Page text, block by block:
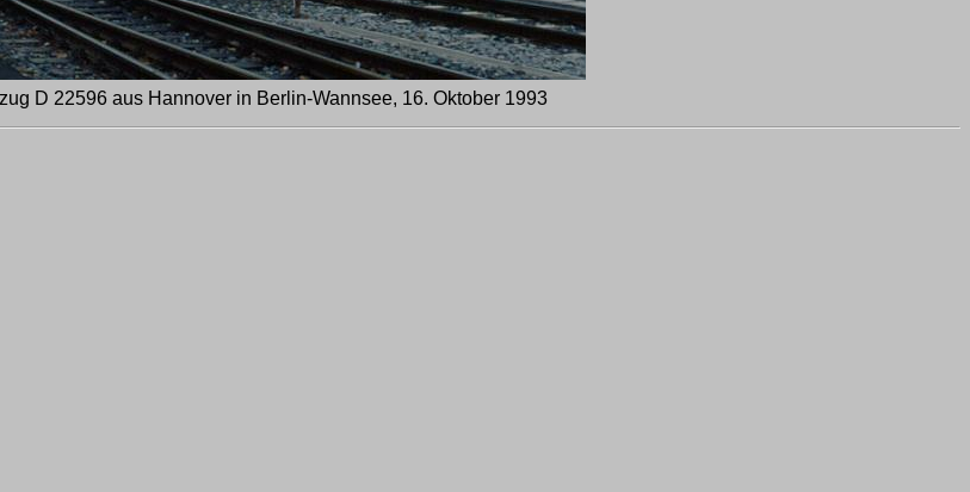
D 22596 aus Hannover in Berlin-Wannsee, 16. Oktober 1993